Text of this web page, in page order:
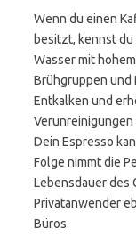
Wenn du einen
besitzt, kennst
Wasser mit
Brühgruppen und
Entkalken und
Verunreinigungen
Dein Espresso
Folge nimmt die
Lebensdauer des
Privatanwender
Büros.